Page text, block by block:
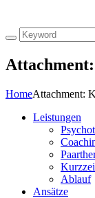
HomeAttachment:
Leistungen
Ablauf
Ansätze